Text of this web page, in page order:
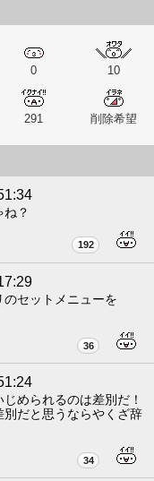
0 10
291 削除希望
？
192
セットメニューを
36
められるのは差別だ！
だと思うならやくざ辞
34